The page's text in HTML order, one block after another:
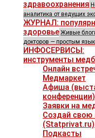
здравоохранения
аналитика от ведущих
ЖУРНАЛ:
здоровье Живые
докторов — простым
ИНФОСЕРВИСЫ:
инструменты
Онлайн
Медмаркет
Афиша
конференции)
Заявки на
Создай свою
(Statprivat.ru)
Подкасты